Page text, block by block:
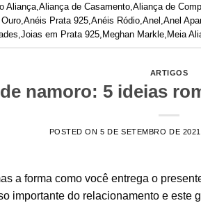
Aliança,Aliança de Casamento,Aliança de
,Anéis Prata 925,Anéis Ródio,Anel ,Anel
,Joias em Prata 925, Meghan Markle, Meia
ARTIGOS
namoro: 5 ideias
POSTED ON5 DE SETEMBRO DE 2021
a forma como você entrega o
importante do relacionamento e este